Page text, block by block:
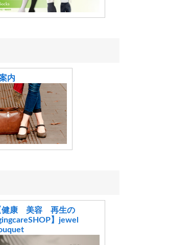
内
健康 美容 再生の
】jewel